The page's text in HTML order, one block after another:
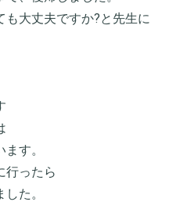
大丈夫ですか?と先生に
す。
行ったら
た。